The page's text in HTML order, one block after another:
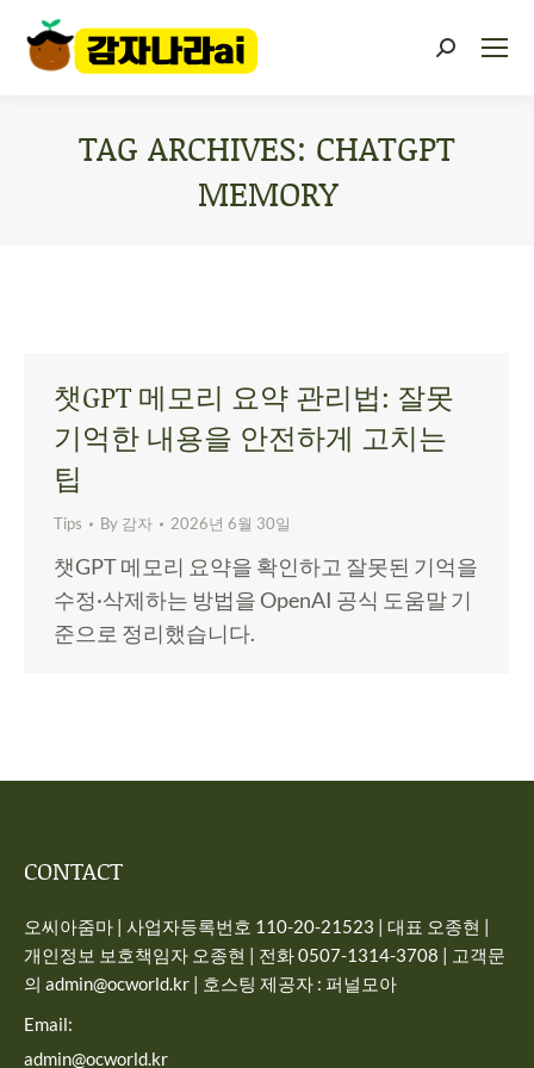
TAG ARCHIVES: CHATGPT
MEMORY
챗GPT 메모리 요약 관리법: 잘못
기억한 내용을 안전하게 고치는
팁
Tips By 감자 2026년 6월 30일
챗GPT 메모리 요약을 확인하고 잘못된 기억을
수정·삭제하는 방법을 OpenAI 공식 도움말 기
준으로 정리했습니다.
CONTACT
오씨아줌마 | 사업자등록번호 110-20-21523 | 대표 오종현 |
개인정보 보호책임자 오종현 | 전화 0507-1314-3708 | 고객문
의 admin@ocworld.kr | 호스팅 제공자 : 퍼널모아
Email:
admin@ocworld.kr